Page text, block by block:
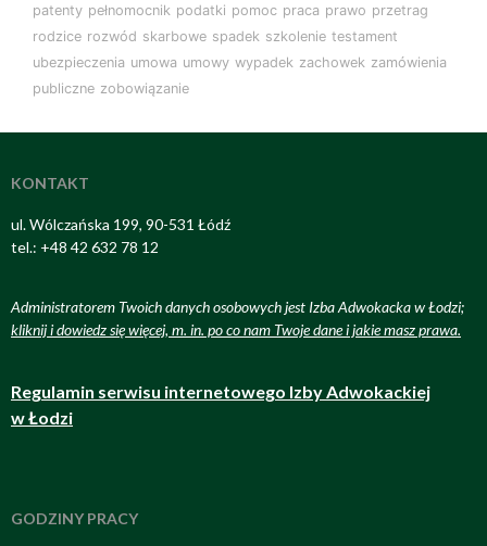
patenty pełnomocnik podatki pomoc praca prawo przetrag
rodzice rozwód skarbowe spadek szkolenie testament
ubezpieczenia umowa umowy wypadek zachowek zamówienia
publiczne zobowiązanie
KONTAKT
ul. Wólczańska 199, 90-531 Łódź
tel.: +48 42 632 78 12
Administratorem Twoich danych osobowych jest Izba Adwokacka w Łodzi;
kliknij i dowiedz się więcej, m. in. po co nam Twoje dane i jakie masz prawa.
Regulamin serwisu internetowego Izby Adwokackiej
w Łodzi
GODZINY PRACY